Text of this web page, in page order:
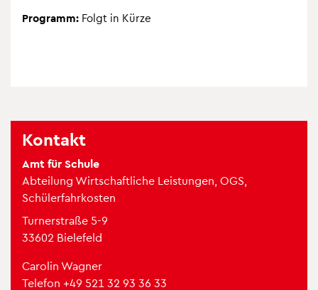
Pro­gramm: Folgt in Kürze
Kon­takt
Amt für Schule
Abtei­lung Wirt­schaft­li­che Leis­tun­gen, OGS,
Schü­ler­fahr­kos­ten
Tur­ner­straße 5-9
33602 Bie­le­feld
Caro­lin Wag­ner
Tele­fon +49 521 32 93 36 33